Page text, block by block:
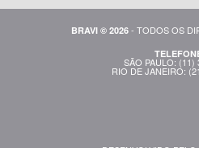
BRAVI © 2026 - TODOS OS
SÃO PAULO: (11)
RIO DE JANEIRO: